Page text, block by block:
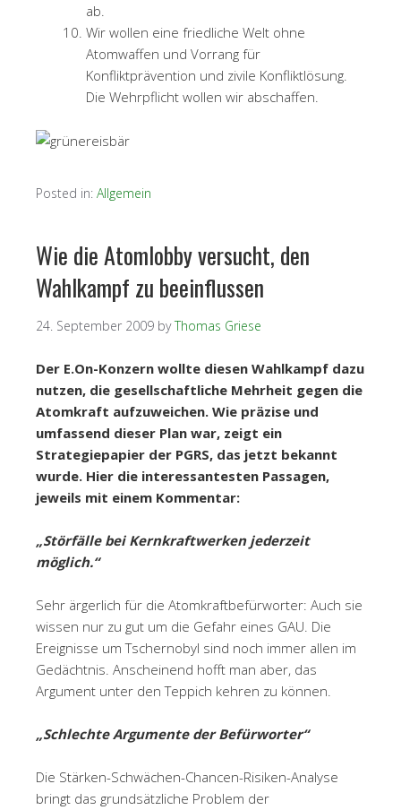
ab.
Wir wollen eine friedliche Welt ohne
Atomwaffen und Vorrang für
Konfliktprävention und zivile Konfliktlösung.
Die Wehrpflicht wollen wir abschaffen.
Posted in: Allgemein
Wie die Atomlobby versucht, den
Wahlkampf zu beeinflussen
24. September 2009 byThomas Griese
Der E.On-Konzern wollte diesen Wahlkampf dazu
nutzen, die gesellschaftliche Mehrheit gegen die
Atomkraft aufzuweichen. Wie präzise und
umfassend dieser Plan war, zeigt ein
Strategiepapier der PGRS, das jetzt bekannt
wurde. Hier die interessantesten Passagen,
jeweils mit einem Kommentar:
„Störfälle bei Kernkraftwerken jederzeit
möglich.“
Sehr ärgerlich für die Atomkraftbefürworter: Auch sie
wissen nur zu gut um die Gefahr eines GAU. Die
Ereignisse um Tschernobyl sind noch immer allen im
Gedächtnis. Anscheinend hofft man aber, das
Argument unter den Teppich kehren zu können.
„Schlechte Argumente der Befürworter“
Die Stärken-Schwächen-Chancen-Risiken-Analyse
bringt das grundsätzliche Problem der